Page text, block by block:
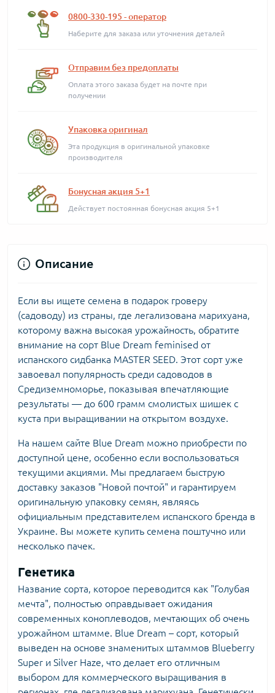
0800-330-195 - оператор
Наберите для заказа или уточнения деталей
Отправим без предоплаты
Оплата этого заказа будет на почте при
получении
Упаковка оригинал
Эта продукция в оригинальной упаковке
производителя
Бонусная акция 5+1
Действует постоянная бонусная акция 5+1
Описание
Если вы ищете семена в подарок гроверу
(садоводу) из страны, где легализована марихуана,
которому важна высокая урожайность, обратите
внимание на сорт Blue Dream feminised от
испанского сидбанка MASTER SEED. Этот сорт уже
завоевал популярность среди садоводов в
Средиземноморье, показывая впечатляющие
результаты — до 600 грамм смолистых шишек с
куста при выращивании на открытом воздухе.
На нашем сайте Blue Dream можно приобрести по
доступной цене, особенно если воспользоваться
текущими акциями. Мы предлагаем быструю
доставку заказов "Новой почтой" и гарантируем
оригинальную упаковку семян, являясь
официальным представителем испанского бренда в
Украине. Вы можете купить семена поштучно или
несколько пачек.
Генетика
Название сорта, которое переводится как "Голубая
мечта", полностью оправдывает ожидания
современных коноплеводов, мечтающих об очень
урожайном штамме. Blue Dream – сорт, который
выведен на основе знаменитых штаммов Blueberry
Super и Silver Haze, что делает его отличным
выбором для коммерческого выращивания в